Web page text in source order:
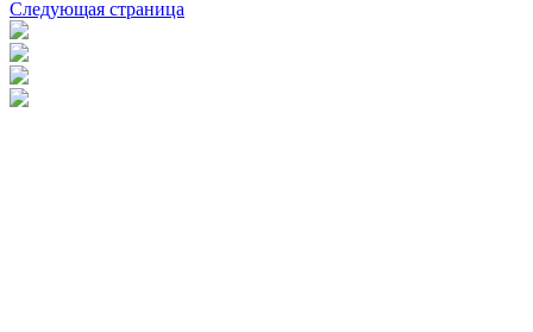
Следующая страница